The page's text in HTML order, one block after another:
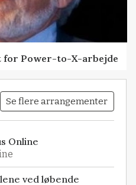
for Power-to-X-arbejde
Se flere arrangementer
Online
ved løbende